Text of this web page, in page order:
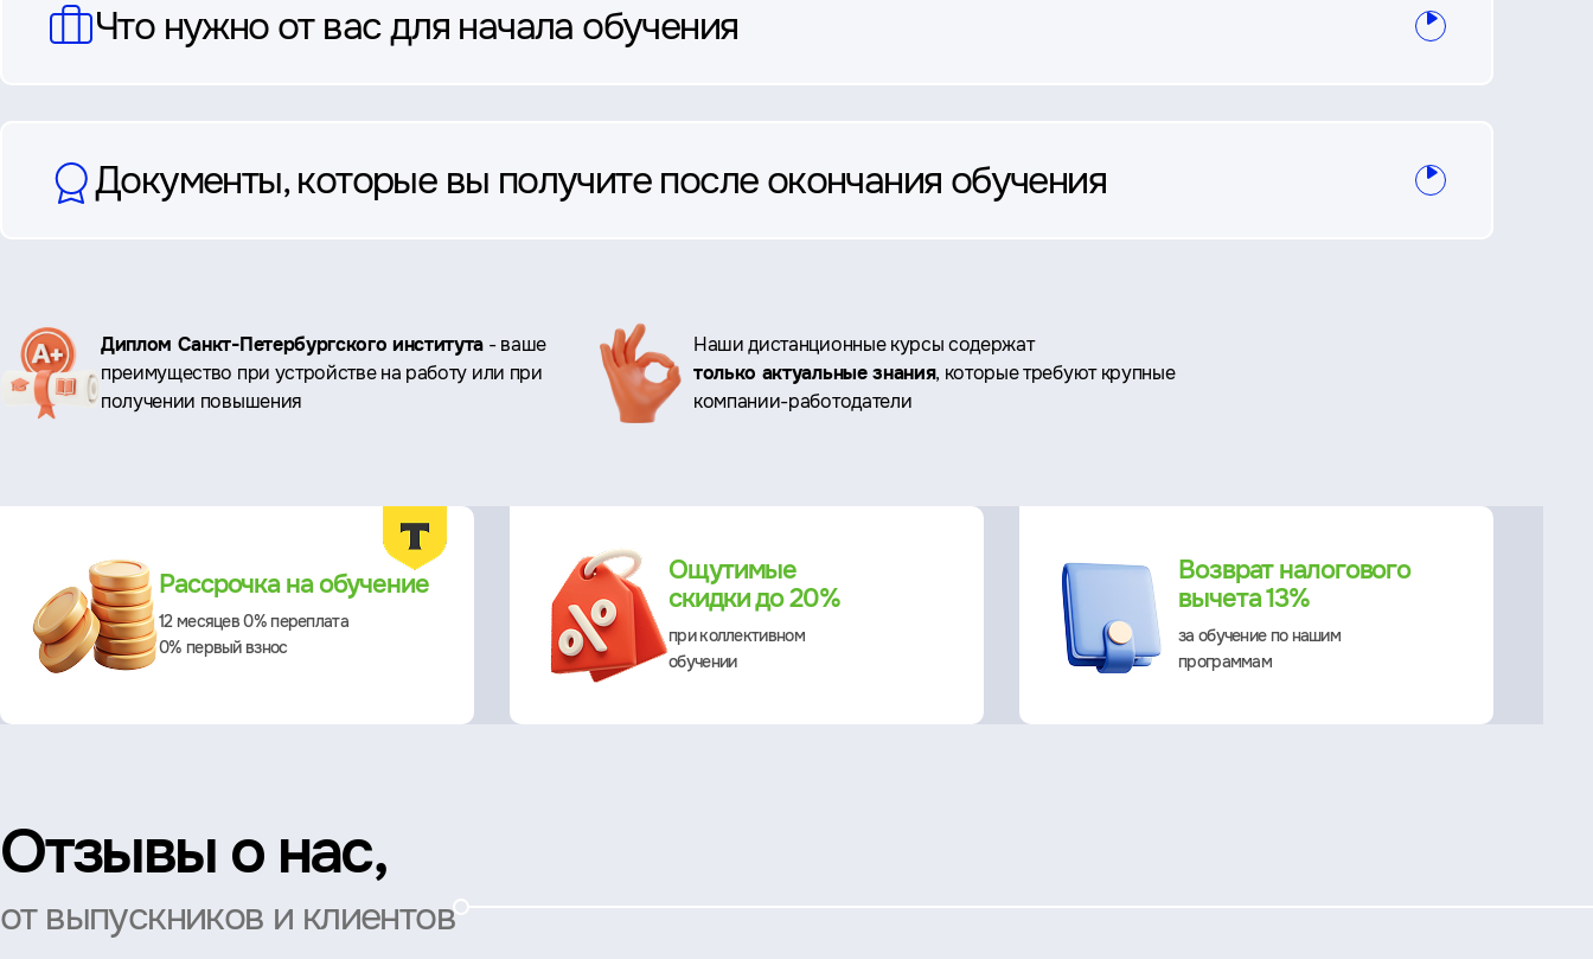
Что нужно от вас для начала обучения
Документы, которые вы получите после окончания обучения
Ключевые
преимущества
Диплом Санкт-Петербургского института - ваше
преимущество при устройстве на работу или при
получении повышения
Наши дистанционные курсы содержат
только актуальные знания, которые требуют крупные
компании-работодатели
Рассрочка на обучение
12 месяцев 0% переплата
0% первый взнос
Ощутимые
скидки до 20%
при коллективном
обучении
Возврат налогового
вычета 13%
за обучение по нашим
программам
Отзывы о нас,
от выпускников и клиентов